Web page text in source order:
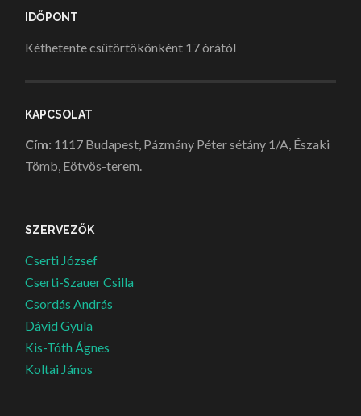
IDŐPONT
Kéthetente csütörtökönként 17 órától
KAPCSOLAT
Cím: 1117 Budapest, Pázmány Péter sétány 1/A, Északi
Tömb, Eötvös-terem.
SZERVEZŐK
Cserti József
Cserti-Szauer Csilla
Csordás András
Dávid Gyula
Kis-Tóth Ágnes
Koltai János